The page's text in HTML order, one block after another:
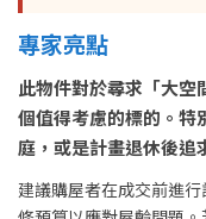
專家亮點
此物件對於尋求「大
個值得考慮的標的。特
庭，或是計畫退休後追
建議購屋者在成交前進